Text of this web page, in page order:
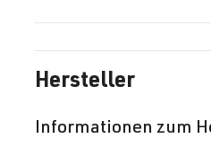
Hersteller
Informationen zum